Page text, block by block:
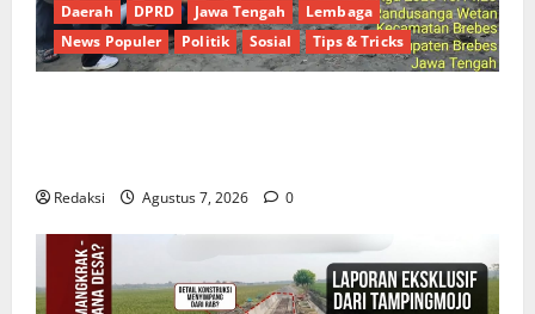
Daerah
DPRD Jawa Tengah
Lembaga
News Populer
Politik Sosial Tips & Tricks
Redaksi Agustus 7, 2026 0